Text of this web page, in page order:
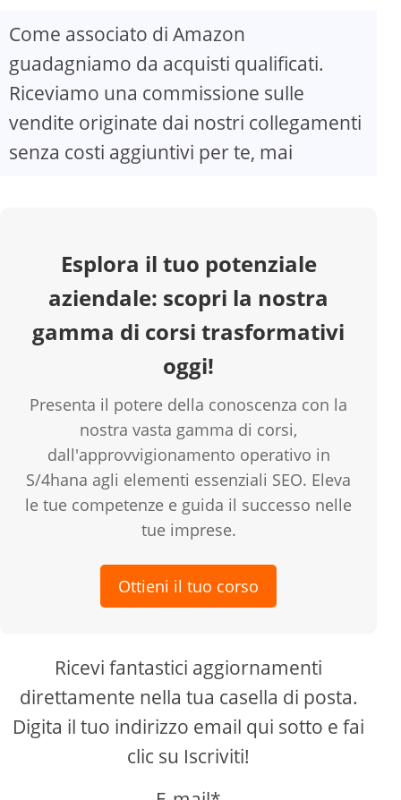
V
i
d
o
Come associato di Amazon
guadagniamo da acquisti qualificati.
Riceviamo una commissione sulle
vendite originate dai nostri collegamenti
senza costi aggiuntivi per te, mai
Esplora il tuo potenziale
aziendale: scopri la nostra
gamma di corsi trasformativi
oggi!
Presenta il potere della conoscenza con la
nostra vasta gamma di corsi,
dall'approvvigionamento operativo in
S/4hana agli elementi essenziali SEO. Eleva
le tue competenze e guida il successo nelle
tue imprese.
Ottieni il tuo corso
Ricevi fantastici aggiornamenti
direttamente nella tua casella di posta.
Digita il tuo indirizzo email qui sotto e fai
clic su Iscriviti!